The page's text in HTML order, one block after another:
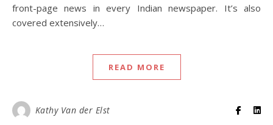
front-page news in every Indian newspaper. It’s also
covered extensively…
READ MORE
Kathy Van der Elst